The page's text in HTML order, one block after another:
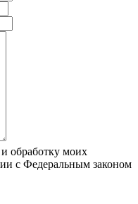
обработку моих
с Федеральным законом